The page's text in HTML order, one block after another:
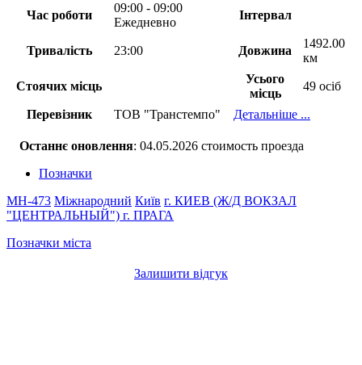
Час роботи
09:00 - 09:00
Ежедневно
Інтервал
Тривалість 23:00 Довжина
1492.00
км
Стоячих місць
Усього
місць
49 осіб
Перевізник ТОВ "Транстемпо" Детальніше ...
Останнє оновлення: 04.05.2026 стоимость проезда
Позначки
МН-473 Міжнародний Київ г. КИЕВ (Ж/Д ВОКЗАЛ
"ЦЕНТРАЛЬНЫЙ") г. ПРАГА
Позначки міста
Залишити відгук